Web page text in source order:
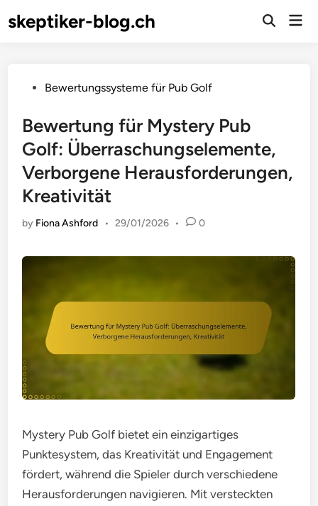
toskeptiker-blog.ch
Open
PostedBewertungssysteme für Pub Golf
Bewertung für Mystery Pub
Golf: Überraschungselemente,
Verborgene Herausforderungen,
Kreativität
by Fiona Ashford • 29/01/2026 • 0
Mystery Pub Golf bietet ein einzigartiges
Punktesystem, das Kreativität und Engagement
fördert, während die Spieler durch verschiedene
Herausforderungen navigieren. Mit versteckten